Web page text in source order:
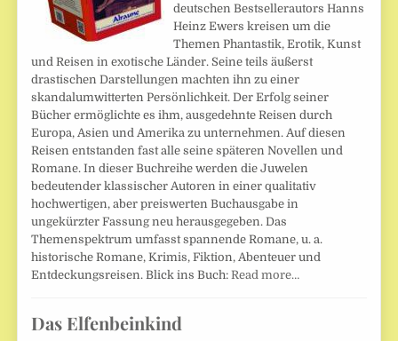
deutschen Bestsellerautors Hanns
Heinz Ewers kreisen um die
Themen Phantastik, Erotik, Kunst
und Reisen in exotische Länder. Seine teils äußerst
drastischen Darstellungen machten ihn zu einer
skandalumwitterten Persönlichkeit. Der Erfolg seiner
Bücher ermöglichte es ihm, ausgedehnte Reisen durch
Europa, Asien und Amerika zu unternehmen. Auf diesen
Reisen entstanden fast alle seine späteren Novellen und
Romane. In dieser Buchreihe werden die Juwelen
bedeutender klassischer Autoren in einer qualitativ
hochwertigen, aber preiswerten Buchausgabe in
ungekürzter Fassung neu herausgegeben. Das
Themenspektrum umfasst spannende Romane, u. a.
historische Romane, Krimis, Fiktion, Abenteuer und
Entdeckungsreisen. Blick ins Buch: Read more…
Das Elfenbeinkind